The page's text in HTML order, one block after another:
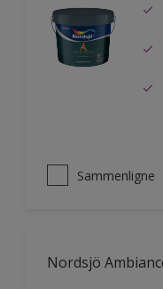
Sammenligne
Nordsjö